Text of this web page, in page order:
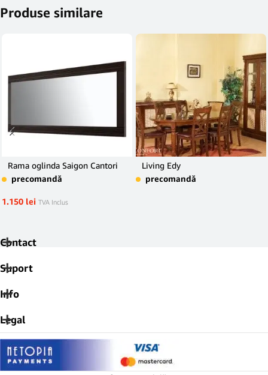
Produse similare
Rama oglinda Saigon Cantori
precomandă
1.150 lei TVA Inclus
Living Edy
precomandă
Contact
Suport
Info
Legal